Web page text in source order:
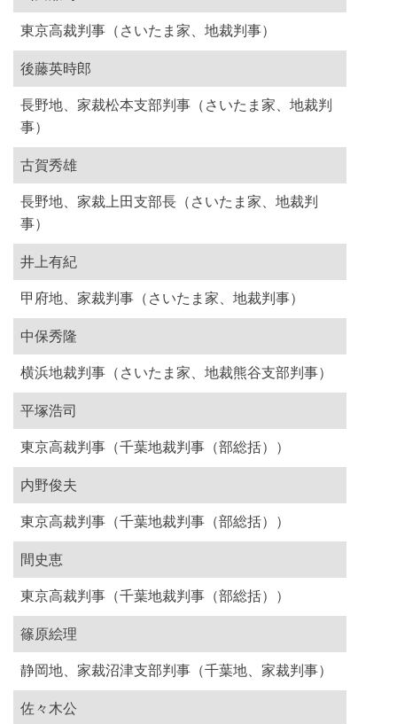
東京高裁判事（さいたま家、地裁判事）
後藤英時郎
長野地、家裁松本支部判事（さいたま家、地裁判
事）
古賀秀雄
長野地、家裁上田支部長（さいたま家、地裁判
事）
井上有紀
甲府地、家裁判事（さいたま家、地裁判事）
中保秀隆
横浜地裁判事（さいたま家、地裁熊谷支部判事）
平塚浩司
東京高裁判事（千葉地裁判事（部総括））
内野俊夫
東京高裁判事（千葉地裁判事（部総括））
間史恵
東京高裁判事（千葉地裁判事（部総括））
篠原絵理
静岡地、家裁沼津支部判事（千葉地、家裁判事）
佐々木公